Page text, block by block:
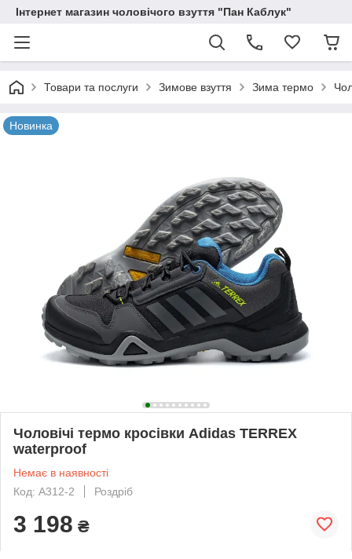
Інтернет магазин чоловічого взуття "Пан Каблук"
Товари та послуги Зимове взуття Зима термо
Новинка
Чоловічі термо кросівки Adidas TERREX
waterproof
Немає в наявності
Код: А312-2
Роздріб
3 198 ₴